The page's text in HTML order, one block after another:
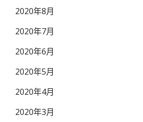
2020年8月
2020年7月
2020年6月
2020年5月
2020年4月
2020年3月